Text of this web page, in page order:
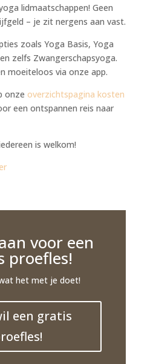
lidmaatschappen! Geen
– je zit nergens aan vast.
zoals Yoga Basis, Yoga
zelfs Zwangerschapsyoga.
moeiteloos via onze app.
onze overzichtspagina kosten
een ontspannen reis naar
is welkom!
voor een
proefles!
het met je doet!
een gratis